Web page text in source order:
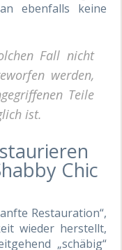
ebenfalls keine
Fall nicht
werden,
Teile
ist.
Chic
Restauration“,
wieder herstellt,
„schäbig“